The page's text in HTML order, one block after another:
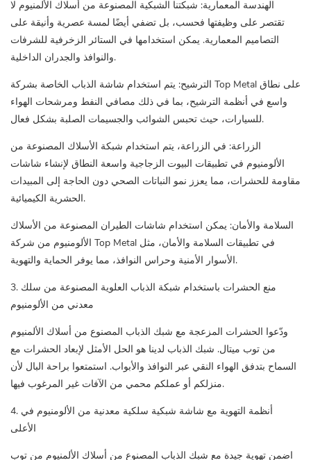
الهندسة المعمارية: شبكتنا الشبكية المصنوعة من أسلاك الألمنيوم لا
تقتصر على وظيفتها فحسب، بل تضفي أيضًا لمسة عصرية وأنيقة على
التصاميم المعمارية. يمكن استخدامها في الستائر الزخرفية للشرفات
والنوافذ والجدران الداخلية.
الترشيح: يتم استخدام شاشة الذباب الخاصة بشركة Top Metal على نطاق
واسع في أنظمة الترشيح، بما في ذلك مصافي النفط ومرشحات الهواء
للسيارات، حيث تحبس الشوائب والجسيمات الصلبة بشكل فعال.
الزراعة: في الزراعة، يتم استخدام شبكة الأسلاك المصنوعة من
الألومنيوم في تطبيقات البيوت الزجاجية واسعة النطاق لإنشاء شاشات
مقاومة للحشرات، مما يعزز نمو النباتات الصحي دون الحاجة إلى المبيدات
الحشرية الكيميائية.
السلامة والأمان: يمكن استخدام شاشات الطيران المصنوعة من الأسلاك
الألومنيوم من شركة Top Metal في تطبيقات السلامة والأمان، مثل
الأسوار الأمنية وحراس النوافذ، مما يوفر الحماية والتهوية.
3. منع الحشرات باستخدام شبكة الذباب العلوية المصنوعة من سلك
معدني من الألومنيوم
ودّعوا الحشرات المزعجة مع شبك الذباب المصنوع من أسلاك الألمنيوم
من توب ميتال. شبك الذباب لدينا هو الحل الأمثل لإبعاد الحشرات مع
السماح بتدفق الهواء النقي عبر النوافذ والأبواب. استمتعوا براحة البال لأن
منزلكم أو عملكم محمي من الآفات غير المرغوب فيها.
4. أنظمة التهوية مع شاشة شبكية سلكية معدنية من الألومنيوم في
الأعلى
اضمن تهوية جيدة مع شبك الذباب المصنوع من أسلاك الألمنيوم من توب